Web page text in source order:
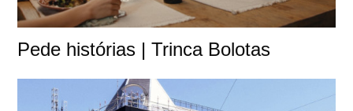
Pede histórias | Trinca Bolotas